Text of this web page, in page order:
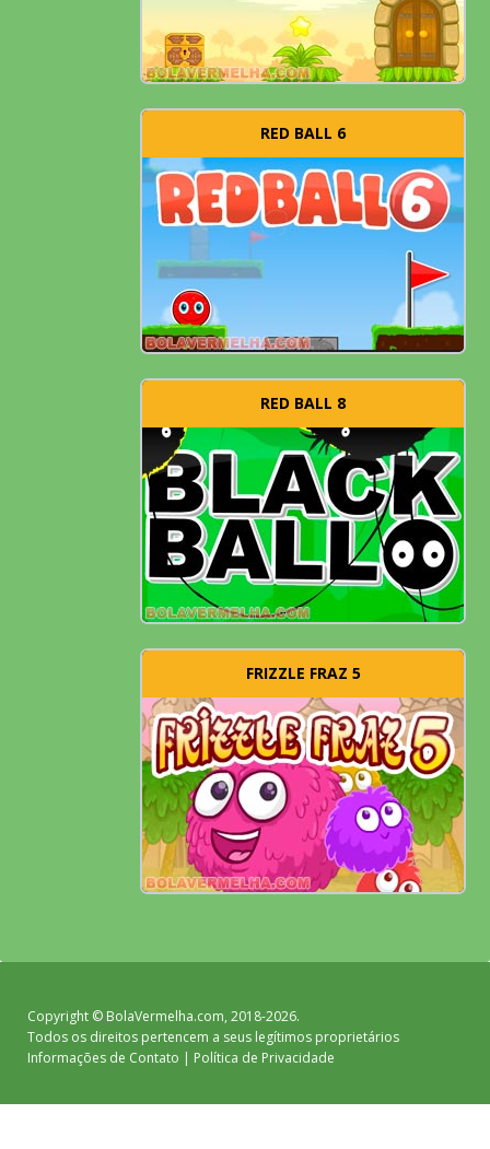
RED BALL 6
RED BALL 8
FRIZZLE FRAZ 5
Copyright © BolaVermelha.com, 2018-2026.
Todos os direitos pertencem a seus legítimos proprietários
Informações de Contato | Política de Privacidade